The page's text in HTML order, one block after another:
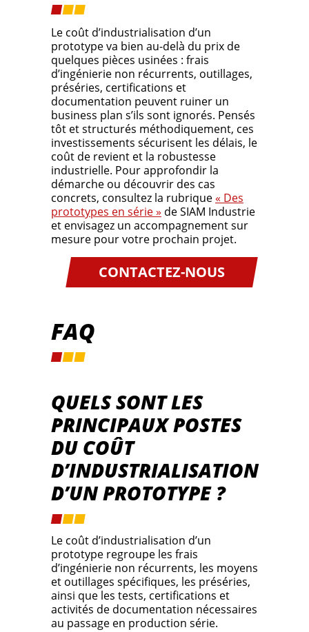
Le coût d’industrialisation d’un
prototype va bien au-delà du prix de
quelques pièces usinées : frais
d’ingénierie non récurrents, outillages,
préséries, certifications et
documentation peuvent ruiner un
business plan s’ils sont ignorés. Pensés
tôt et structurés méthodiquement, ces
investissements sécurisent les délais, le
coût de revient et la robustesse
industrielle. Pour approfondir la
démarche ou découvrir des cas
concrets, consultez la rubrique« Des
prototypes en série » de SIAM Industrie
et envisagez un accompagnement sur
mesure pour votre prochain projet.
CONTACTEZ-NOUS
FAQ
QUELS SONT LES
PRINCIPAUX POSTES
DU COÛT
D’INDUSTRIALISATION
D’UN PROTOTYPE ?
Le coût d’industrialisation d’un
prototype regroupe les frais
d’ingénierie non récurrents, les moyens
et outillages spécifiques, les préséries,
ainsi que les tests, certifications et
activités de documentation nécessaires
au passage en production série.